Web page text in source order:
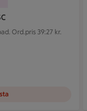
Ord.pris 39:27 kr.